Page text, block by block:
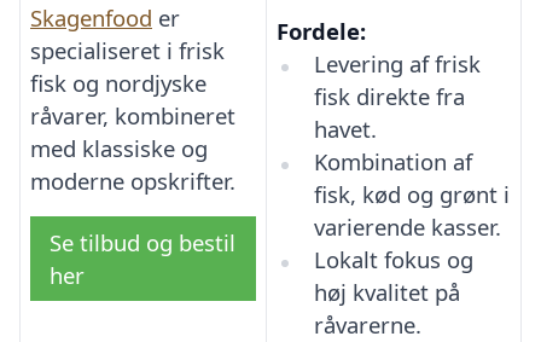
Skagenfood er
specialiseret i frisk
fisk og nordjyske
råvarer, kombineret
med klassiske og
moderne opskrifter.
Se tilbud og bestil
her
Fordele:
Levering af frisk
fisk direkte fra
havet.
Kombination af
fisk, kød og grønt i
varierende kasser.
Lokalt fokus og
høj kvalitet på
råvarerne.